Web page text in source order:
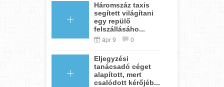
Háromszáz taxis
segített világítani
egy repülő
felszállásáho...
ápr 9 0
Eljegyzési
tanácsadó céget
alapított, mert
csalódott kérőjéb...